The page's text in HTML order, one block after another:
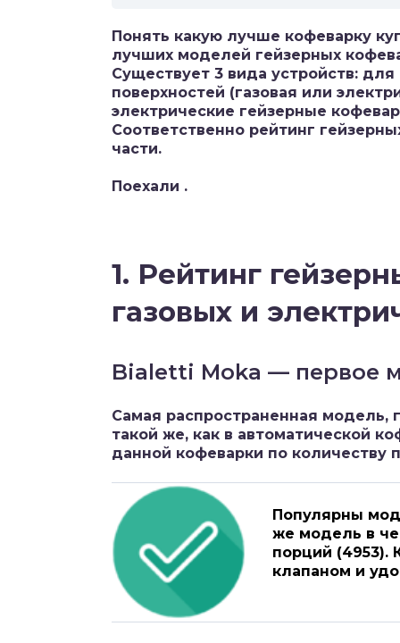
Понять какую лучше кофеварку
лучших моделей гейзерных
Существует 3 вида устройств:
поверхностей (газовая или
электрические гейзерные
Соответственно рейтинг
части.
Поехали .
1. Рейтинг
газовых и
Bialetti Moka — первое
Самая распространенная
такой же, как в автоматической
данной кофеварки по количеству
Популярны
же модель в
порций (4953).
клапаном и